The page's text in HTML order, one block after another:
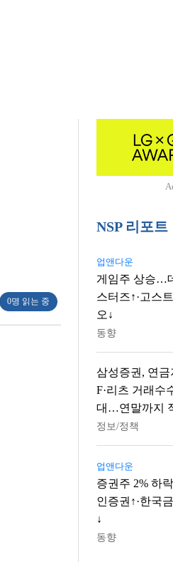
0명 읽는 중
NSP 리포트
업앤다운
게임주 상승…
스터즈↑·고스
오↓
동향
삼성증권, 연금
F·리츠 거래수
대…연말까지
정보/정책
업앤다운
증권주 2% 하
인증권↑·한국
↓
동향